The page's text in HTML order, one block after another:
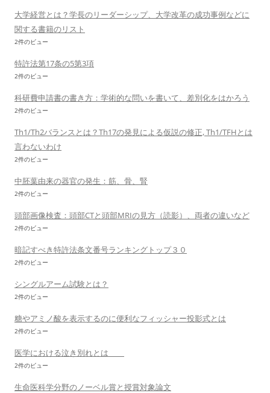
大学経営とは？学長のリーダーシップ、大学改革の成功事例などに
関する書籍のリスト
2件のビュー
特許法第17条の5第3項
2件のビュー
科研費申請書の書き方：学術的な問いを書いて、差別化をはかろう
2件のビュー
Th1/Th2バランスとは？Th17の発見による仮説の修正, Th1/TFHとは
言わないわけ
2件のビュー
中胚葉由来の器官の発生：筋、骨、腎
2件のビュー
頭部画像検査：頭部CTと頭部MRIの見方（読影）、両者の違いなど
2件のビュー
暗記すべき特許法条文番号ランキングトップ３０
2件のビュー
シングルアーム試験とは？
2件のビュー
糖やアミノ酸を表示するのに便利なフィッシャー投影式とは
2件のビュー
医学における泣き別れとは
2件のビュー
生命医科学分野のノーベル賞と授賞対象論文